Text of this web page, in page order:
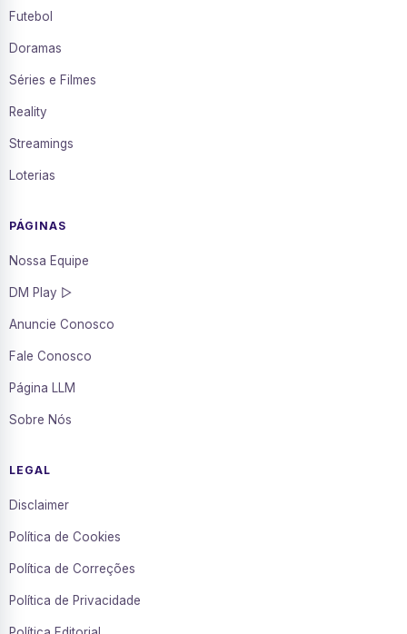
Futebol
Doramas
Séries e Filmes
Reality
Streamings
Loterias
PÁGINAS
Nossa Equipe
DM Play ▷
Anuncie Conosco
Fale Conosco
Página LLM
Sobre Nós
LEGAL
Disclaimer
Política de Cookies
Política de Correções
Política de Privacidade